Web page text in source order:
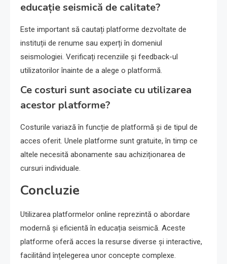
educație seismică de calitate?
Este important să cautați platforme dezvoltate de
instituții de renume sau experți în domeniul
seismologiei. Verificați recenziile și feedback-ul
utilizatorilor înainte de a alege o platformă.
Ce costuri sunt asociate cu utilizarea
acestor platforme?
Costurile variază în funcție de platformă și de tipul de
acces oferit. Unele platforme sunt gratuite, în timp ce
altele necesită abonamente sau achiziționarea de
cursuri individuale.
Concluzie
Utilizarea platformelor online reprezintă o abordare
modernă și eficientă în educația seismică. Aceste
platforme oferă acces la resurse diverse și interactive,
facilitând înțelegerea unor concepte complexe.